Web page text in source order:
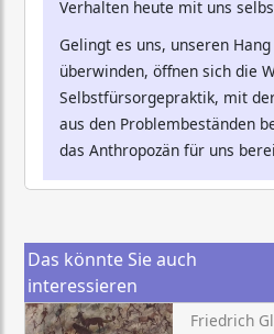
Verhalten heute mit uns
Gelingt es uns, unseren
überwinden, öffnen sich die
Selbstfürsorgepraktik, mit
aus den Problembeständen
das Anthropozän für uns
Das könnte Sie auch
interessieren
Friedrich